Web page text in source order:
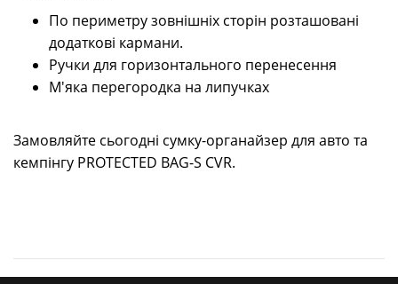
По периметру зовнішніх сторін розташовані
додаткові кармани.
Ручки для горизонтального перенесення
М'яка перегородка на липучках
Замовляйте сьогодні сумку-органайзер для авто та
кемпінгу PROTECTED BAG-S CVR.